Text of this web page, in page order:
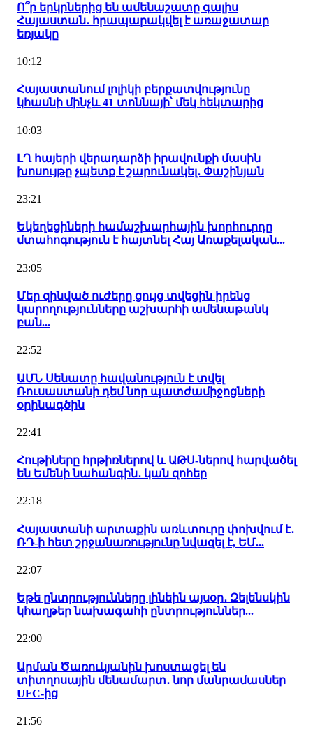
Ո՞ր երկրներից են ամենաշատը գալիս
Հայաստան․ հրապարակվել է առաջատար
եռյակը
10:12
Հայաստանում լոլիկի բերքատվությունը
կհասնի մինչև 41 տոննայի՝ մեկ հեկտարից
10:03
ԼՂ հայերի վերադարձի իրավունքի մասին
խոսույթը չպետք է շարունակել․ Փաշինյան
23:21
Եկեղեցիների համաշխարհային խորհուրդը
մտահոգություն է հայտնել Հայ Առաքելական...
23:05
Մեր զինված ուժերը ցույց տվեցին իրենց
կարողությունները աշխարհի ամենաթանկ
բան...
22:52
ԱՄՆ Սենատը հավանություն է տվել
Ռուսաստանի դեմ նոր պատժամիջոցների
օրինագծին
22:41
Հութիները հրթիռներով և ԱԹՍ-ներով հարվածել
են Եմենի նահանգին․ կան զոհեր
22:18
Հայաստանի արտաքին առևտուրը փոխվում է․
ՌԴ-ի հետ շրջանառությունը նվազել է, ԵՄ...
22:07
Եթե ընտրությունները լինեին այսօր․ Զելենսկին
կհաղթեր նախագահի ընտրություններ...
22:00
Արման Ծառուկյանին խոստացել են
տիտղոսային մենամարտ․ նոր մանրամասներ
UFC-ից
21:56